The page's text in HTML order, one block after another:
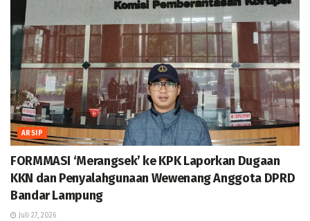
ARSIP
FORMMASI ‘Merangsek’ ke KPK Laporkan Dugaan
KKN dan Penyalahgunaan Wewenang Anggota DPRD
Bandar Lampung
Juli 27, 2026